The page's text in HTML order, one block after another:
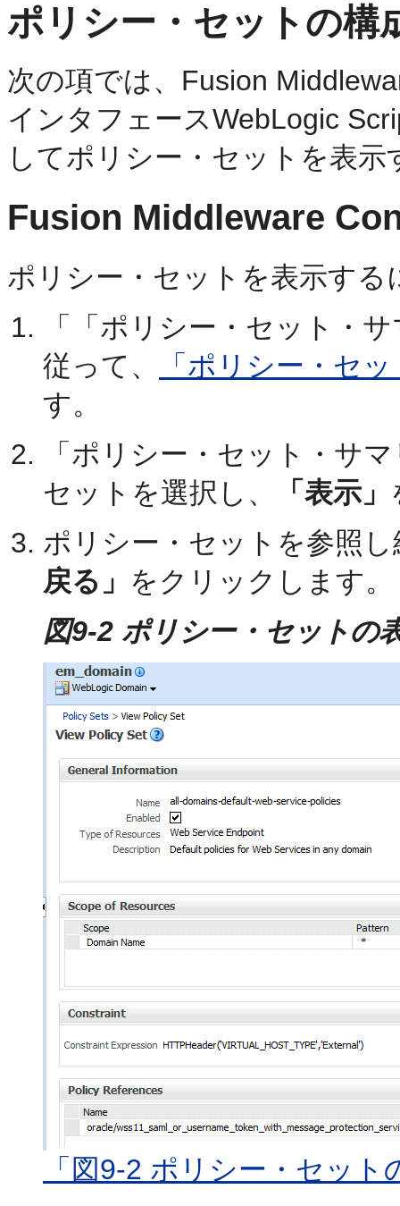
ポリシー・セットの構
次の項では、Fusion
インタフェースWebLogic
してポリシー・セットを表
Fusion Middleware
ポリシー・セットを表示する
「「ポリシー・セット・
従って、
「ポリシー・セ
す。
「ポリシー・セット・サ
セットを選択し、
「表示」
ポリシー・セットを参照
戻る」 をクリックします。
図9-2 ポリシー・セットの
「図9-2 ポリシー・セット